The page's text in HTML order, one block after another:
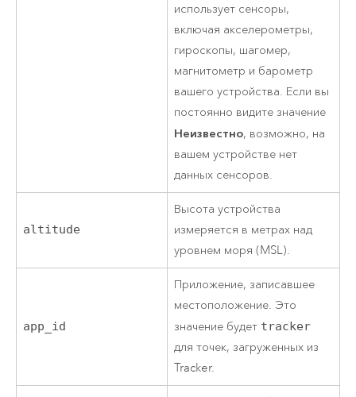
использует сенсоры,
включая акселерометры,
гироскопы, шагомер,
магнитометр и барометр
вашего устройства. Если вы
постоянно видите значение
Неизвестно, возможно, на
вашем устройстве нет
данных сенсоров.
altitude
Высота устройства
измеряется в метрах над
уровнем моря (MSL).
app_id
Приложение, записавшее
местоположение. Это
значение будет tracker
для точек, загруженных из
Tracker.